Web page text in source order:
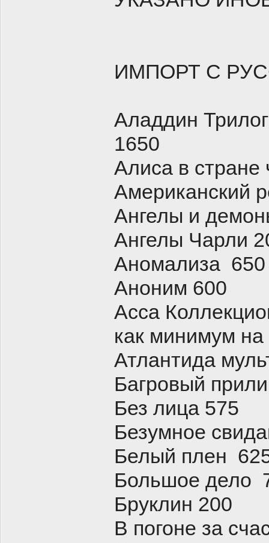
ИМПОРТ С
Аладдин
1650
Алиса в стране
Американский
Ангелы и
Ангелы Чарли
Аномализа 650
Аноним 600
Асса
как минимум
Атлантида
Багровый
Без лица 575
Безумное
Белый плен
Большое дело
Бруклин 200
В погоне за